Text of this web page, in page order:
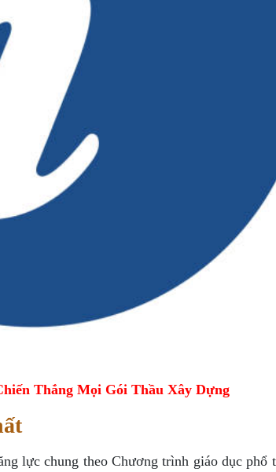
Thắng Mọi Gói Thầu Xây Dựng
lực chung theo Chương trình giáo dục phổ